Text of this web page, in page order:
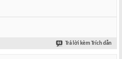
Trả lời kèm Trích dẫn